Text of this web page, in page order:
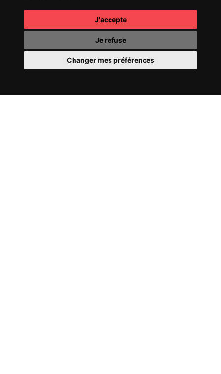
J'accepte
Je refuse
Changer mes préférences
CHANEL COCO
CHANEL OMBRE
ESSENTIELLE